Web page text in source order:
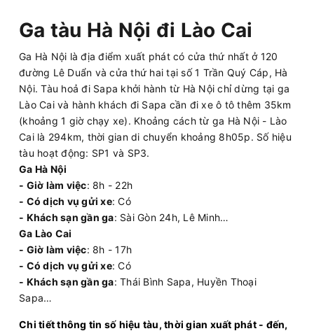
Ga tàu Hà Nội đi Lào Cai
Ga Hà Nội là địa điểm xuất phát có cửa thứ nhất ở 120
đường Lê Duẩn và cửa thứ hai tại số 1 Trần Quý Cáp, Hà
Nội. Tàu hoả đi Sapa khởi hành từ Hà Nội chỉ dừng tại ga
Lào Cai và hành khách đi Sapa cần đi xe ô tô thêm 35km
(khoảng 1 giờ chạy xe). Khoảng cách từ ga Hà Nội - Lào
Cai là 294km, thời gian di chuyển khoảng 8h05p. Số hiệu
tàu hoạt động: SP1 và SP3.
Ga Hà Nội
- Giờ làm việc: 8h - 22h
- Có dịch vụ gửi xe: Có
- Khách sạn gần ga: Sài Gòn 24h, Lê Minh…
Ga Lào Cai
- Giờ làm việc: 8h - 17h
- Có dịch vụ gửi xe: Có
- Khách sạn gần ga: Thái Bình Sapa, Huyền Thoại
Sapa…
Chi tiết thông tin số hiệu tàu, thời gian xuất phát - đến,